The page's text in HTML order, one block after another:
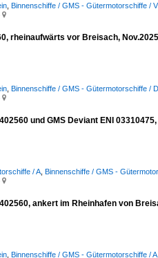
Binnenschiffe / GMS - Gütermotorschiffe / V

rheinaufwärts vor Breisach, Nov.2025
Binnenschiffe / GMS - Gütermotorschiffe / D

und GMS Deviant ENI
/ A Binnenschiffe / GMS -

ankert im Rheinhafen von
Binnenschiffe / GMS - Gütermotorschiffe / A